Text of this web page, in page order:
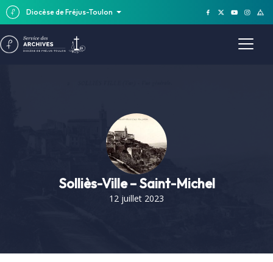
Diocèse de Fréjus-Toulon
Solliès-Ville – Saint-Michel
12 juillet 2023